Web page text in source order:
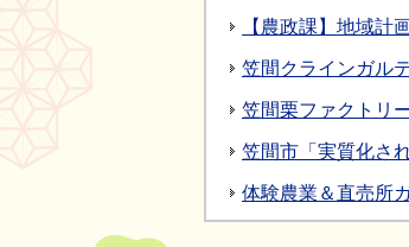
【農政課】地域計
笠間クラインガル
笠間栗ファクトリ
笠間市「実質化さ
体験農業＆直売所